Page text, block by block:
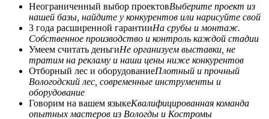
Неограниченный выбор проектовВыберите проект из
нашей базы, найдите у конкурентов или нарисуйте свой
3 года расширенной гарантииНа срубы и монтаж.
Собственное производство и контроль каждой стадии
Умеем считать деньгиНе организуем выставки, не
тратим на рекламу и наши цены ниже конкурентов
Отборный лес и оборудованиеПлотный и прочный
Вологодский лес, современные инструменты и
оборудование
Говорим на вашем языкеКвалифицированная команда
опытных мастеров из Вологды и Костромы